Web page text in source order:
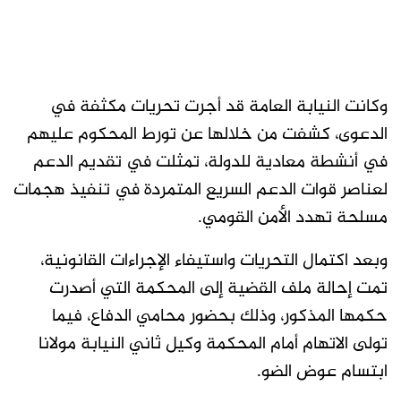
وكانت النيابة العامة قد أجرت تحريات مكثفة في
الدعوى، كشفت من خلالها عن تورط المحكوم عليهم
في أنشطة معادية للدولة، تمثلت في تقديم الدعم
لعناصر قوات الدعم السريع المتمردة في تنفيذ هجمات
مسلحة تهدد الأمن القومي.
وبعد اكتمال التحريات واستيفاء الإجراءات القانونية،
تمت إحالة ملف القضية إلى المحكمة التي أصدرت
حكمها المذكور، وذلك بحضور محامي الدفاع، فيما
تولى الاتهام أمام المحكمة وكيل ثاني النيابة مولانا
ابتسام عوض الضو.